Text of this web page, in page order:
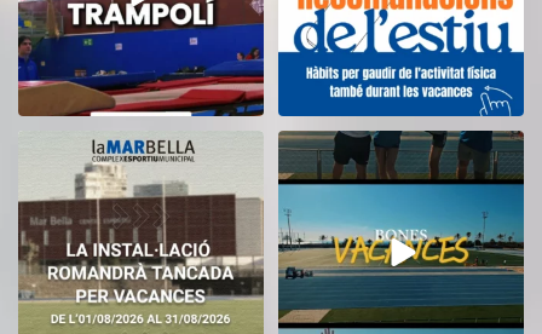
El CEM La Mar Bella romandrà
tancat durant el...
11
Tanquem una nova temporada al
CEM La Mar Bella. ...